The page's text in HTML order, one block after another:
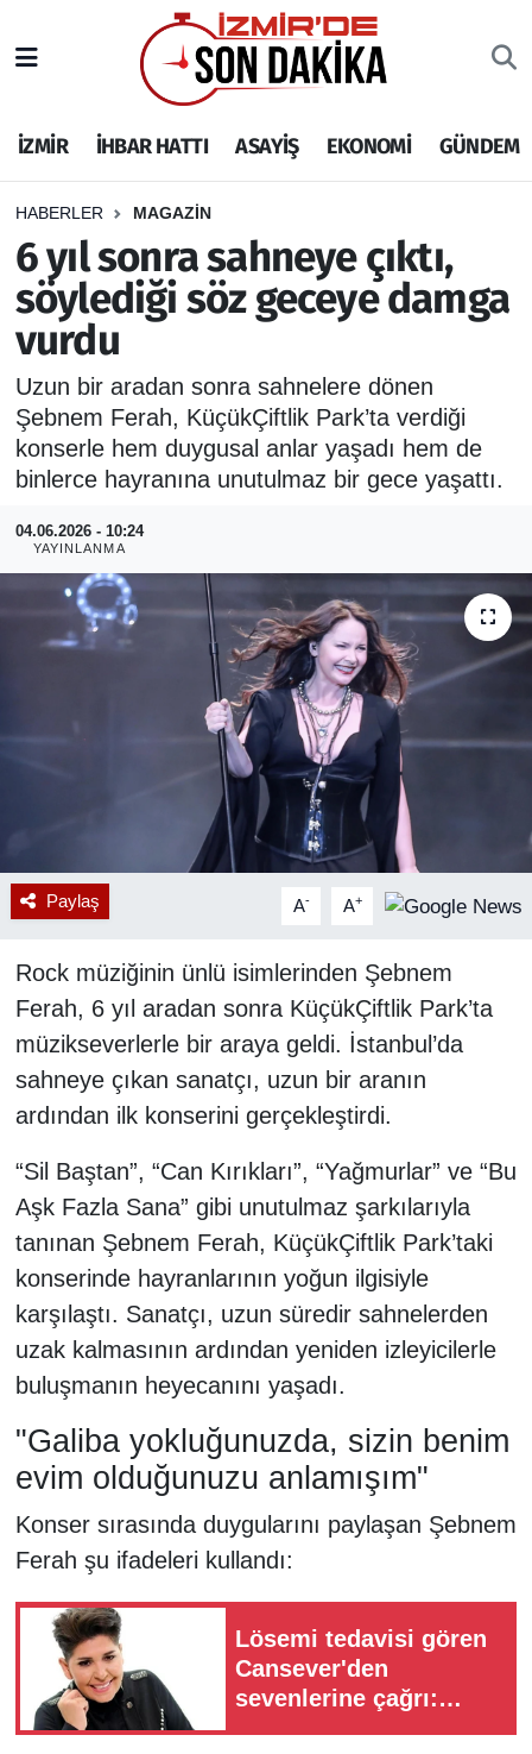
İZMİR İHBAR HATTI ASAYİŞ EKONOMİ GÜNDEM
HABERLER MAGAZİN
6 yıl sonra sahneye çıktı,
söylediği söz geceye damga
vurdu
Uzun bir aradan sonra sahnelere dönen
Şebnem Ferah, KüçükÇiftlik Park’ta verdiği
konserle hem duygusal anlar yaşadı hem de
binlerce hayranına unutulmaz bir gece yaşattı.
04.06.2026 - 10:24
YAYINLANMA
Paylaş A- A+
Rock müziğinin ünlü isimlerinden Şebnem
Ferah, 6 yıl aradan sonra KüçükÇiftlik Park’ta
müzikseverlerle bir araya geldi. İstanbul’da
sahneye çıkan sanatçı, uzun bir aranın
ardından ilk konserini gerçekleştirdi.
“Sil Baştan”, “Can Kırıkları”, “Yağmurlar” ve “Bu
Aşk Fazla Sana” gibi unutulmaz şarkılarıyla
tanınan Şebnem Ferah, KüçükÇiftlik Park’taki
konserinde hayranlarının yoğun ilgisiyle
karşılaştı. Sanatçı, uzun süredir sahnelerden
uzak kalmasının ardından yeniden izleyicilerle
buluşmanın heyecanını yaşadı.
"Galiba yokluğunuzda, sizin benim
evim olduğunuzu anlamışım"
Konser sırasında duygularını paylaşan Şebnem
Ferah şu ifadeleri kullandı:
Lösemi tedavisi gören
Cansever'den
sevenlerine çağrı:
İHBAR HATTI
DEPREM
GENEL
EKONOMİ
SİYASET
SPOR
RESMİ REKLAM
İzmir Nöbetçi Eczaneler
İzmir Hava Durumu
İzmir Namaz Vakitleri
İzmir Trafik Yoğunluk Haritası
Puan Durumu ve Fikstür
Tüm Manşetler
Son Dakika Haberleri